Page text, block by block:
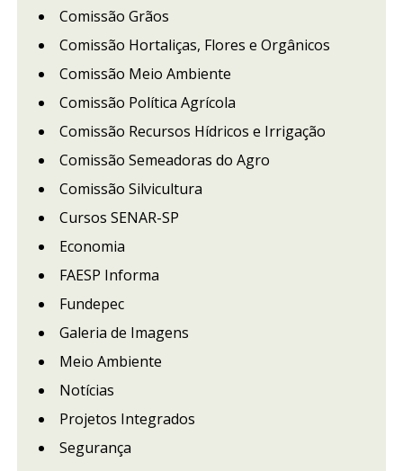
Comissão Grãos
Comissão Hortaliças, Flores e Orgânicos
Comissão Meio Ambiente
Comissão Política Agrícola
Comissão Recursos Hídricos e Irrigação
Comissão Semeadoras do Agro
Comissão Silvicultura
Cursos SENAR-SP
Economia
FAESP Informa
Fundepec
Galeria de Imagens
Meio Ambiente
Notícias
Projetos Integrados
Segurança